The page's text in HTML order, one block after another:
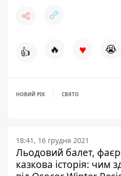
👍 🔥 ♥ 😭
НОВИЙ РІК СВЯТО
18:41, 16 грудня 2021
Льодовий балет,
казкова історія: чим